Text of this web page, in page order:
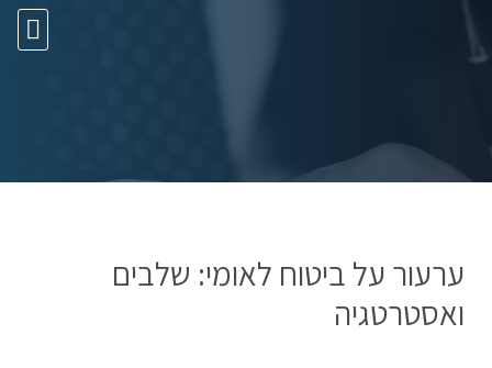
ערעור על ביטוח לאומי: שלבים
ואסטרטגיה